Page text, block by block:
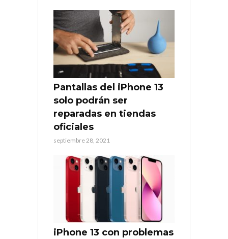
Pantallas del iPhone 13
solo podrán ser
reparadas en tiendas
oficiales
septiembre 28, 2021
iPhone 13 con problemas